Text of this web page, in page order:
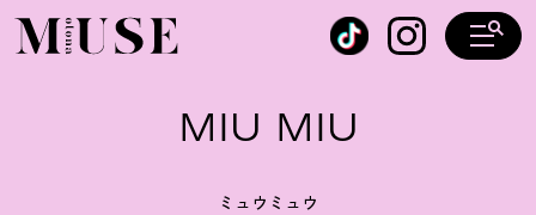
オトナミューズ ウェブ
MIU MIU
ミュウミュウ